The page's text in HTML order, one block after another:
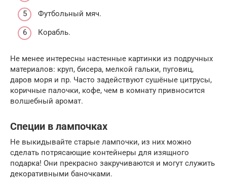
Футбольный мяч.
Корабль.
Не менее интересны настенные картинки из подручных
материалов: круп, бисера, мелкой гальки, пуговиц,
даров моря и пр. Часто задействуют сушёные цитрусы,
коричные палочки, кофе, чем в комнату привносится
волшебный аромат.
Специи в лампочках
Не выкидывайте старые лампочки, из них можно
сделать потрясающие контейнеры для изящного
подарка! Они прекрасно закручиваются и могут служить
декоративными баночками.